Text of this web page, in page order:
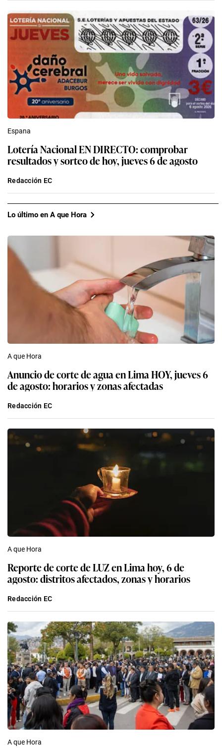
Espana
Lotería Nacional EN DIRECTO: comprobar
resultados y sorteo de hoy, jueves 6 de agosto
Redacción EC
Lo último en A que Hora
A que Hora
Anuncio de corte de agua en Lima HOY, jueves 6
de agosto: horarios y zonas afectadas
Redacción EC
A que Hora
Reporte de corte de LUZ en Lima hoy, 6 de
agosto: distritos afectados, zonas y horarios
Redacción EC
A que Hora